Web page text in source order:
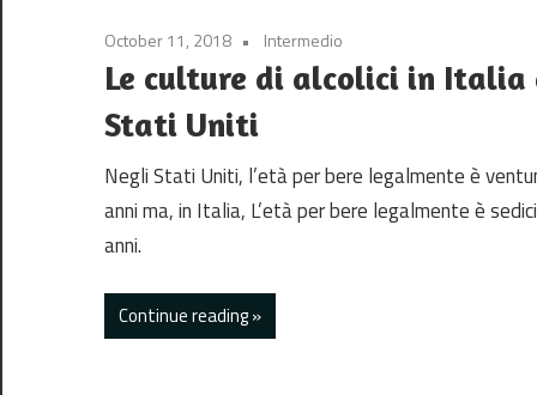
October 11, 2018 Intermedio
Le culture di alcolici in Italia
Stati Uniti
Negli Stati Uniti, l’età per bere legalmente è
anni ma, in Italia, L’età per bere legalmente è sedici
anni.
Continue reading